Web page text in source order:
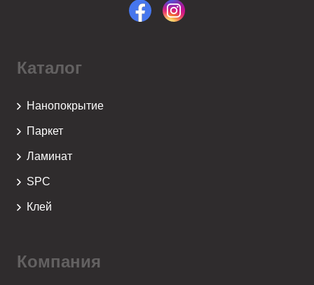
Каталог
Нанопокрытие
Паркет
Ламинат
SPC
Клей
Компания